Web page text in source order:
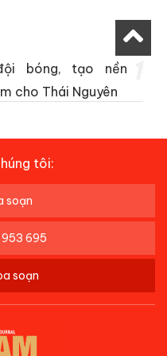
bóng, tạo nền
cho Thái Nguyên
tôi:
soạn
953 695
soạn